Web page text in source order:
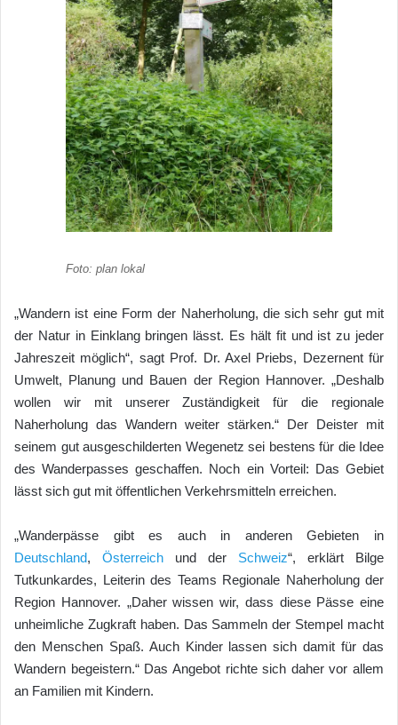
Foto: plan lokal
„Wandern ist eine Form der Naherholung, die sich sehr gut mit
der Natur in Einklang bringen lässt. Es hält fit und ist zu jeder
Jahreszeit möglich“, sagt Prof. Dr. Axel Priebs, Dezernent für
Umwelt, Planung und Bauen der Region Hannover. „Deshalb
wollen wir mit unserer Zuständigkeit für die regionale
Naherholung das Wandern weiter stärken.“ Der Deister mit
seinem gut ausgeschilderten Wegenetz sei bestens für die Idee
des Wanderpasses geschaffen. Noch ein Vorteil: Das Gebiet
lässt sich gut mit öffentlichen Verkehrsmitteln erreichen.
„Wanderpässe gibt es auch in anderen Gebieten in
Deutschland, Österreich und der Schweiz“, erklärt Bilge
Tutkunkardes, Leiterin des Teams Regionale Naherholung der
Region Hannover. „Daher wissen wir, dass diese Pässe eine
unheimliche Zugkraft haben. Das Sammeln der Stempel macht
den Menschen Spaß. Auch Kinder lassen sich damit für das
Wandern begeistern.“ Das Angebot richte sich daher vor allem
an Familien mit Kindern.